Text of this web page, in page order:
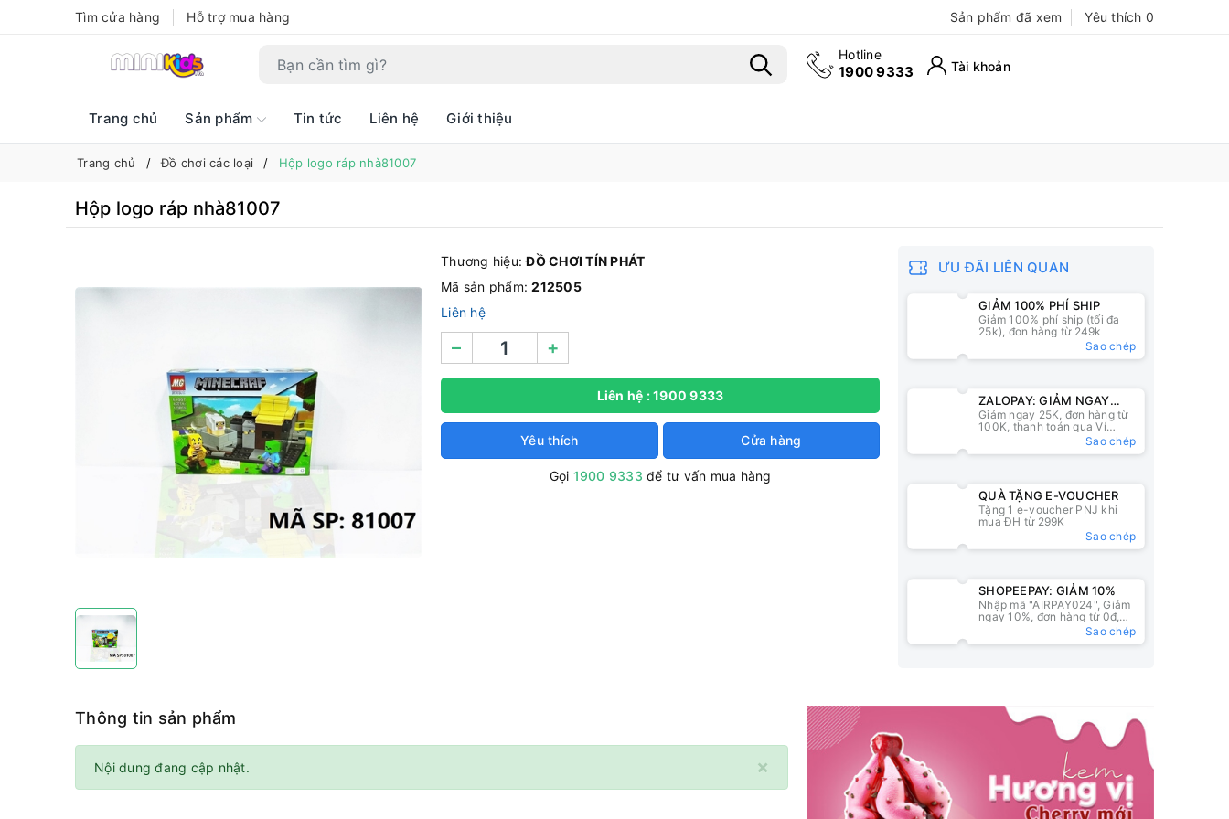
Tìm cửa hàng Hỗ trợ mua hàng Sản phẩm đã xem Yêu thích 0
Hotline
1900 9333 Tài khoản
Trang chủ Sản phẩm Tin tức Liên hệ Giới thiệu
Trang chủ Đồ chơi các loại Hộp logo ráp nhà81007
Hộp logo ráp nhà81007
Thương hiệu:ĐỒ CHƠI TÍN PHÁT
Mã sản phẩm:212505
Liên hệ
– +
Liên hệ : 1900 9333
Yêu thích Cửa hàng
Gọi 1900 9333 để tư vấn mua hàng
ƯU ĐÃI LIÊN QUAN
GIẢM 100% PHÍ SHIP
Giảm 100% phí ship (tối đa
25k), đơn hàng từ 249k
Sao chép
ZALOPAY: GIẢM NGAY
25K
Giảm ngay 25K, đơn hàng từ
100K, thanh toán qua Ví
Sao chép
QUÀ TẶNG E-VOUCHER
Tặng 1 e-voucher PNJ khi
mua ĐH từ 299K
Sao chép
SHOPEEPAY: GIẢM 10%
Nhập mã "AIRPAY024", Giảm
ngay 10%, đơn hàng từ 0đ,
nhập mã tại ví ShopeePay
Sao chép
Thông tin sản phẩm
×
Nội dung đang cập nhật.